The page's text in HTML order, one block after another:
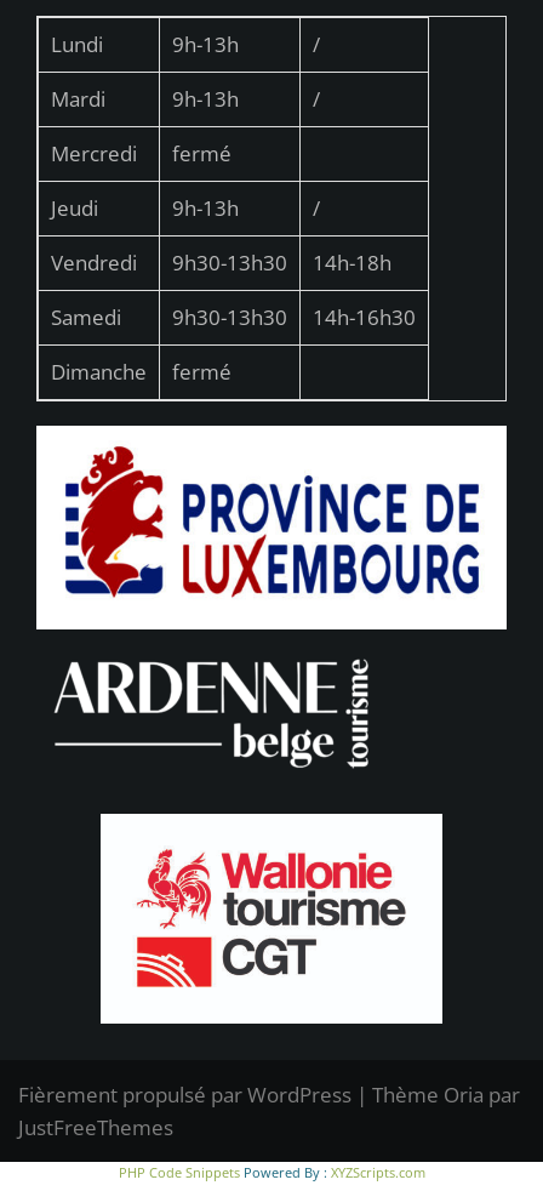
Lundi 9h-13h
/
Mardi
9h-13h
/
Mercredi
fermé
Jeudi
9h-13h
/
Vendredi
9h30-13h30
14h-18h
Samedi
9h30-13h30
14h-16h30
Dimanche
fermé
Fièrement propulsé par WordPress | Thème Oria par
JustFreeThemes
PHP Code SnippetsPowered By : XYZScripts.com